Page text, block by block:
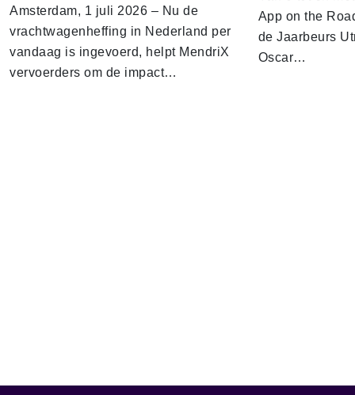
Amsterdam, 1 juli 2026 – Nu de
vrachtwagenheffing in Nederland per
vandaag is ingevoerd, helpt MendriX
vervoerders om de impact…
App on the
de Jaarbeurs
Oscar…